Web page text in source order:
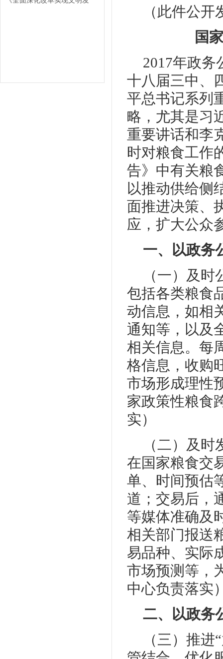
（此件公开
国
2017年政务
十八届三中、
平总书记系列
略，尤其是习
重要讲话和李
时对粮食工作
告》中有关粮
以推动供给侧
面推进决策、
应，扩大公众
一、以政务
（一）及
包括各类粮食
动信息，如相
通知等，以及
相关信息。每
格信息，收购
市场形成理性
家政策性粮食
实）
（二）及
在国家粮食交
单、时间预估
道；交易后，
等媒体准确及
相关部门报送
易品种、实际
市场预测等，
中心负责落实
二、以政务
（三）推